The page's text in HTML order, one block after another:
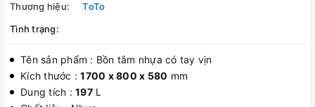
Thương hiệu:
ToTo
Tình trạng:
Tên sản phẩm : Bồn tắm nhựa có tay vịn
Kích thước :1700 x 800 x 580 mm
Dung tích : 197L